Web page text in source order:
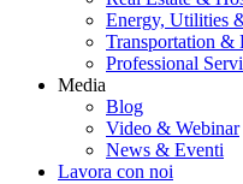
Energy, Utilities
Transportation &
Professional
Media
Blog
Video & Webinar
News & Eventi
Lavora con noi